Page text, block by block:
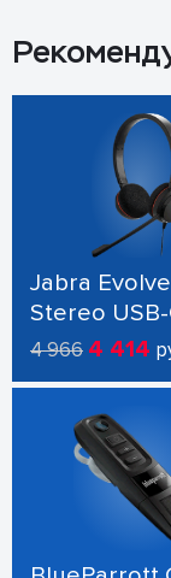
Jabra
Stereo
4 966 4 414